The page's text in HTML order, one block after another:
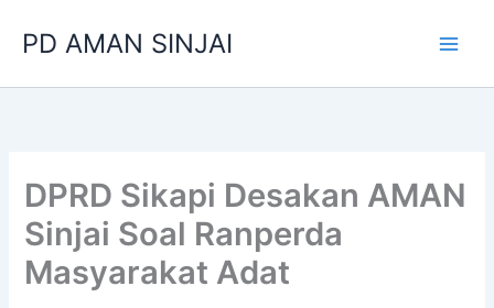
PD AMAN SINJAI
DPRD Sikapi Desakan AMAN
Sinjai Soal Ranperda
Masyarakat Adat